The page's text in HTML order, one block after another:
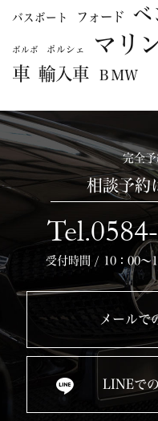
バスボート フォード ベ
ボルボ ポルシェ マリ
車 輸入車 ＢＭＷ
完全予
相談予約
受付時間 / 10：00～
メールで
LINEで